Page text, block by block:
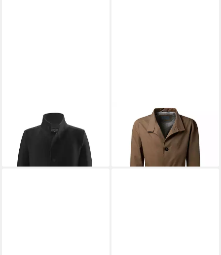
STRELLSONKurzmantel
Finchley 2.0
ab 299,95 €
PIERRE CARDINKurzmantel
mit Knopfleiste
ab 196,99 €